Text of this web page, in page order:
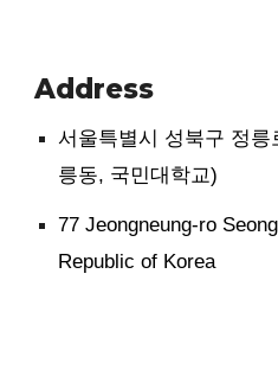
Address
서울특별시 성북구 정
릉동, 국민대학교)
77 Jeongneung-ro
Republic of Korea